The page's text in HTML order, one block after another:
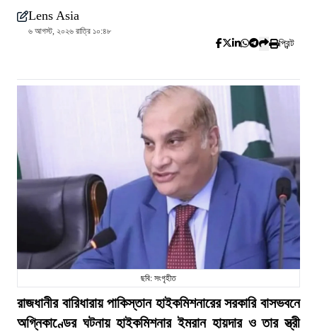
Lens Asia
৬ আগস্ট, ২০২৬ রাত্রি ১০:৪৮
প্রিন্ট
ছবি: সংগৃহীত
রাজধানীর বারিধারায় পাকিস্তান হাইকমিশনারের সরকারি বাসভবনে
অগ্নিকাণ্ডের ঘটনায় হাইকমিশনার ইমরান হায়দার ও তার স্ত্রী